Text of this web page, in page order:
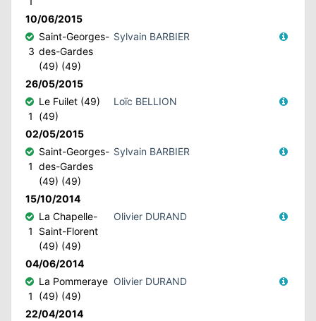
10/06/2015
3
Saint-Georges-
des-Gardes
(49) (49)
Sylvain BARBIER
26/05/2015
1
Le Fuilet (49)
(49)
Loïc BELLION
02/05/2015
1
Saint-Georges-
des-Gardes
(49) (49)
Sylvain BARBIER
15/10/2014
1
La Chapelle-
Saint-Florent
(49) (49)
Olivier DURAND
04/06/2014
1
La Pommeraye
(49) (49)
Olivier DURAND
22/04/2014